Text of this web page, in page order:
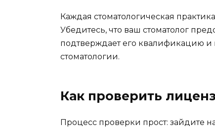
Каждая стоматологическая
Убедитесь, что ваш стоматолог
подтверждает его квалификацию и
стоматологии.
Как проверить
Процесс проверки прост: зайдите